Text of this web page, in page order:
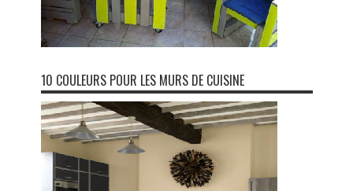
10 COULEURS POUR LES MURS DE CUISINE